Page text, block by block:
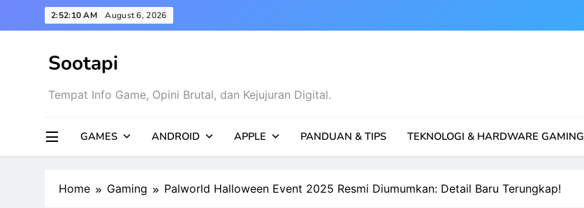
2:52:12 AM August 6, 2026
Sootapi
Tempat Info Game, Opini Brutal, dan Kejujuran Digital.
GAMES ANDROID APPLE PANDUAN & TIPS TEKNOLOGI & HARDWARE GAMING
Home Gaming Palworld Halloween Event 2025 Resmi Diumumkan: Detail Baru Terungkap!